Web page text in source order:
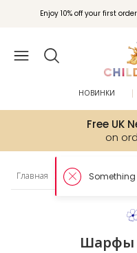
Enjoy 10% off your first
Free UK
on
НОВИНКИ
Главная Девочки
Шарфы